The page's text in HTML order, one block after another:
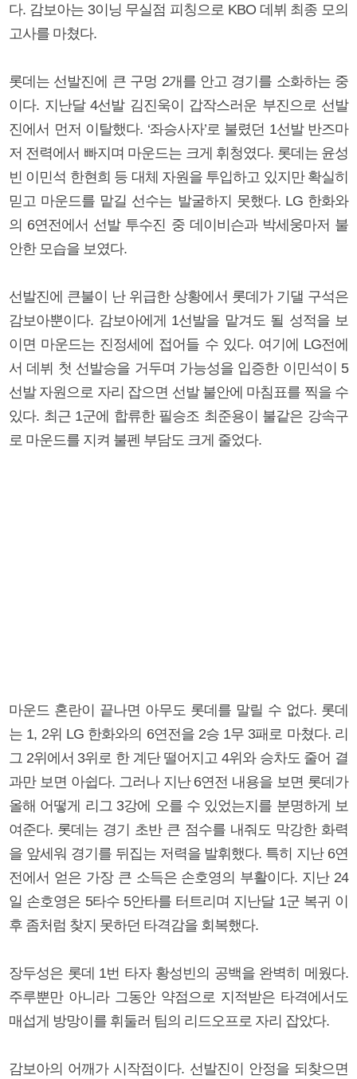
다. 감보아는 3이닝 무실점 피칭으로 KBO 데뷔 최종 모의
고사를 마쳤다.
롯데는 선발진에 큰 구멍 2개를 안고 경기를 소화하는 중
이다. 지난달 4선발 김진욱이 갑작스러운 부진으로 선발
진에서 먼저 이탈했다. ‘좌승사자’로 불렸던 1선발 반즈마
저 전력에서 빠지며 마운드는 크게 휘청였다. 롯데는 윤성
빈 이민석 한현희 등 대체 자원을 투입하고 있지만 확실히
믿고 마운드를 맡길 선수는 발굴하지 못했다. LG 한화와
의 6연전에서 선발 투수진 중 데이비슨과 박세웅마저 불
안한 모습을 보였다.
선발진에 큰불이 난 위급한 상황에서 롯데가 기댈 구석은
감보아뿐이다. 감보아에게 1선발을 맡겨도 될 성적을 보
이면 마운드는 진정세에 접어들 수 있다. 여기에 LG전에
서 데뷔 첫 선발승을 거두며 가능성을 입증한 이민석이 5
선발 자원으로 자리 잡으면 선발 불안에 마침표를 찍을 수
있다. 최근 1군에 합류한 필승조 최준용이 불같은 강속구
로 마운드를 지켜 불펜 부담도 크게 줄었다.
마운드 혼란이 끝나면 아무도 롯데를 말릴 수 없다. 롯데
는 1, 2위 LG 한화와의 6연전을 2승 1무 3패로 마쳤다. 리
그 2위에서 3위로 한 계단 떨어지고 4위와 승차도 줄어 결
과만 보면 아쉽다. 그러나 지난 6연전 내용을 보면 롯데가
올해 어떻게 리그 3강에 오를 수 있었는지를 분명하게 보
여준다. 롯데는 경기 초반 큰 점수를 내줘도 막강한 화력
을 앞세워 경기를 뒤집는 저력을 발휘했다. 특히 지난 6연
전에서 얻은 가장 큰 소득은 손호영의 부활이다. 지난 24
일 손호영은 5타수 5안타를 터트리며 지난달 1군 복귀 이
후 좀처럼 찾지 못하던 타격감을 회복했다.
장두성은 롯데 1번 타자 황성빈의 공백을 완벽히 메웠다.
주루뿐만 아니라 그동안 약점으로 지적받은 타격에서도
매섭게 방망이를 휘둘러 팀의 리드오프로 자리 잡았다.
감보아의 어깨가 시작점이다. 선발진이 안정을 되찾으면